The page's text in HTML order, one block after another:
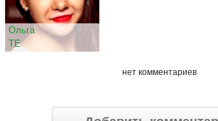
Ольга
ТЕ
нет комментариев